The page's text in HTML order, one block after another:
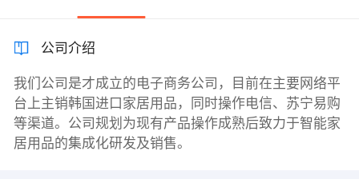
公司介绍
我们公司是才成立的电子商务公司，目前在主要网络平
台上主销韩国进口家居用品，同时操作电信、苏宁易购
等渠道。公司规划为现有产品操作成熟后致力于智能家
居用品的集成化研发及销售。